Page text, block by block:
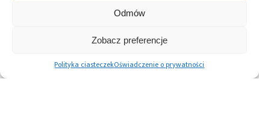
Odmów
Zobacz preferencje
Polityka ciasteczekOświadczenie o prywatności
Cree przejmuje oddziały układów mocy
RF Infineon